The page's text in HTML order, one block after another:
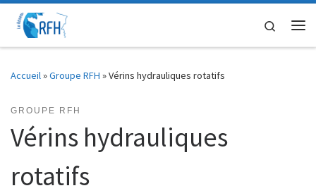
Passer au contenu
Search
Accueil»Groupe RFH »Vérins hydrauliques rotatifs
GROUPE RFH
Vérins hydrauliques
rotatifs